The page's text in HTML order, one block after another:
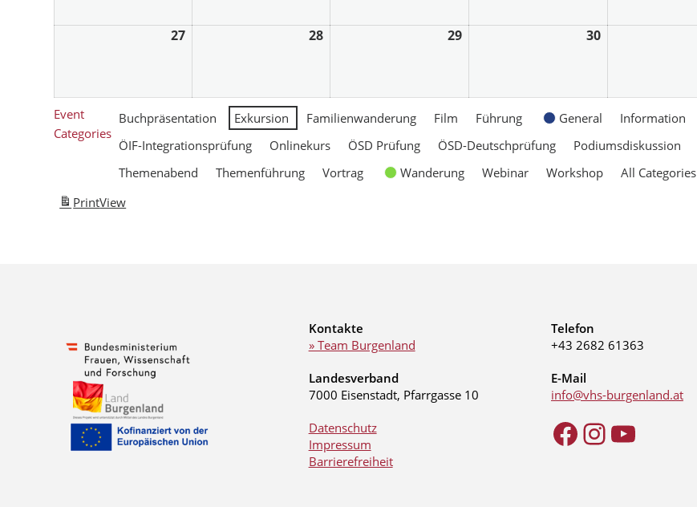
27 28 29 30
Event
Categories
Buchpräsentation Exkursion Familienwanderung Film Führung General Information
ÖIF-Integrationsprüfung
Onlinekurs ÖSD Prüfung ÖSD-Deutschprüfung Podiumsdiskussion
Themenabend
Themenführung Vortrag Wanderung Webinar Workshop
All Categories
PrintView
Kontakte
» Team Burgenland
Landesverband
7000 Eisenstadt, Pfarrgasse 10
Datenschutz
Impressum
Barrierefreiheit
Telefon
+43 2682 61363
E-Mail
info@vhs-burgenland.at